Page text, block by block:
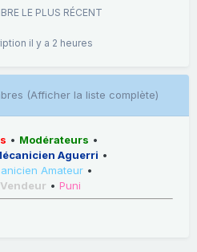
LE PLUS RÉCENT
il y a 2 heures
(Afficher la liste complète)
• Modérateurs •
Aguerri •
Amateur •
Vendeur • Puni